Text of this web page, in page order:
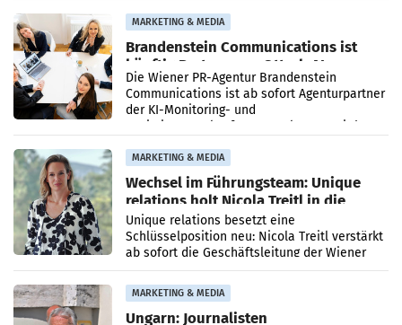
MARKETING & MEDIA
Brandenstein Communications ist
künftig Partner von OtterlyAI
Die Wiener PR-Agentur Brandenstein
Communications ist ab sofort Agenturpartner
der KI-Monitoring- und
Optimierungsplattform OtterlyAI. Damit baut
MARKETING & MEDIA
Wechsel im Führungsteam: Unique
relations holt Nicola Treitl in die
Geschäftsleitung
Unique relations besetzt eine
Schlüsselposition neu: Nicola Treitl verstärkt
ab sofort die Geschäftsleitung der Wiener
PR-Agentur an der Seite von Josef Kalina und
Anna Kalina-Mahr.
MARKETING & MEDIA
Ungarn: Journalisten